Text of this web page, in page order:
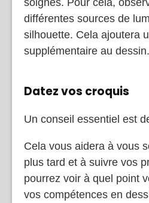
soignés. Pour cela,
différentes sources de
silhouette. Cela ajoutera
supplémentaire au dessin.
Datez vos croquis
Un conseil essentiel est
Cela vous aidera à vous
plus tard et à suivre vos
pourrez voir à quel point
vos compétences en